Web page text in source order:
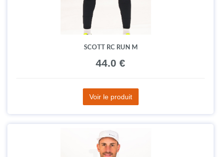
SCOTT RC RUN M
44.0 €
Voir le produit